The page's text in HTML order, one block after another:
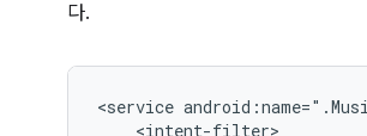
다.
<service